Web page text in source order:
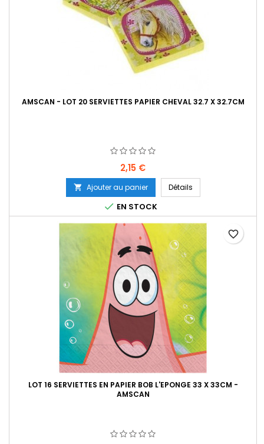
AMSCAN - LOT 20 SERVIETTES PAPIER CHEVAL 32.7 X 32.7CM
Prix
2,15 €
 Ajouter au panier Détails
 EN STOCK
LOT 16 SERVIETTES EN PAPIER BOB L'EPONGE 33 X 33CM -
AMSCAN
favorite_border